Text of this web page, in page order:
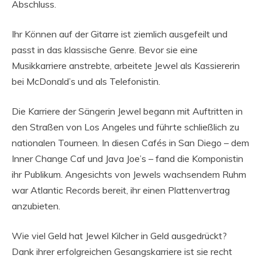
Abschluss.
Ihr Können auf der Gitarre ist ziemlich ausgefeilt und
passt in das klassische Genre. Bevor sie eine
Musikkarriere anstrebte, arbeitete Jewel als Kassiererin
bei McDonald’s und als Telefonistin.
Die Karriere der Sängerin Jewel begann mit Auftritten in
den Straßen von Los Angeles und führte schließlich zu
nationalen Tourneen. In diesen Cafés in San Diego – dem
Inner Change Caf und Java Joe’s – fand die Komponistin
ihr Publikum. Angesichts von Jewels wachsendem Ruhm
war Atlantic Records bereit, ihr einen Plattenvertrag
anzubieten.
Wie viel Geld hat Jewel Kilcher in Geld ausgedrückt?
Dank ihrer erfolgreichen Gesangskarriere ist sie recht